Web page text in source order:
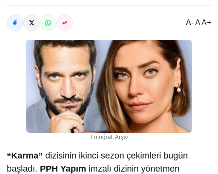
A- A A+
Fotoğraf: Arşiv
“Karma” dizisinin ikinci sezon çekimleri bugün
başladı. PPH Yapım imzalı dizinin yönetmen